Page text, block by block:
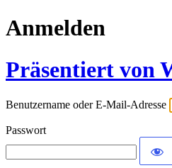
Anmelden
Präsentiert von
Benutzername oder E-Mail-Adresse
Passwort